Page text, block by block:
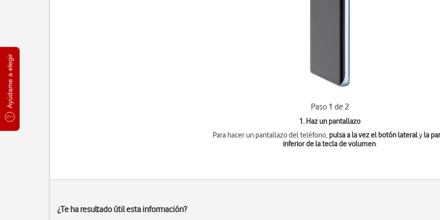
Ayúdame a elegir Paso 1 de 2
1. Haz un pantallazo
Para hacer un pantallazo del teléfono, pulsa a la vezel botón lateraly la
inferior de la tecla de volumen.
¿Te ha resultado útil esta información?